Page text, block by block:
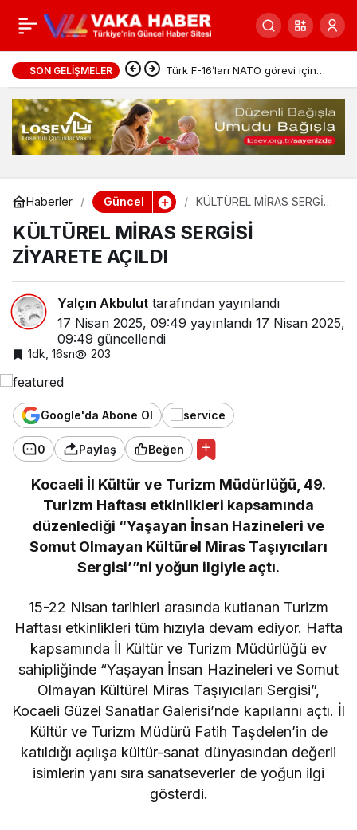
SON GELIŞMELER Türk F-16’ları NATO görevi için
Estonya’da
Haberler Güncel
KÜLTÜREL MİRAS SERGİSİ
KÜLTÜREL MİRAS SERGİSİ
ZİYARETE AÇILDI
Yalçın Akbulut tarafından yayınlandı
17 Nisan 2025, 09:49 yayınlandı 17 Nisan 2025,
09:49 güncellendi
1dk, 16sn 203
Google'da Abone Ol
0 Paylaş Beğen
Kocaeli İl Kültür ve Turizm Müdürlüğü, 49.
Turizm Haftası etkinlikleri kapsamında
düzenlediği “Yaşayan İnsan Hazineleri ve
Somut Olmayan Kültürel Miras Taşıyıcıları
Sergisi’”ni yoğun ilgiyle açtı.
15-22 Nisan tarihleri arasında kutlanan Turizm
Haftası etkinlikleri tüm hızıyla devam ediyor. Hafta
kapsamında İl Kültür ve Turizm Müdürlüğü ev
sahipliğinde “Yaşayan İnsan Hazineleri ve Somut
Olmayan Kültürel Miras Taşıyıcıları Sergisi”,
Kocaeli Güzel Sanatlar Galerisi’nde kapılarını açtı. İl
Kültür ve Turizm Müdürü Fatih Taşdelen’in de
katıldığı açılışa kültür-sanat dünyasından değerli
isimlerin yanı sıra sanatseverler de yoğun ilgi
gösterdi.
Romanlar Günü
Gebze’de coşkuyla
kutlandı
0 Paylaş